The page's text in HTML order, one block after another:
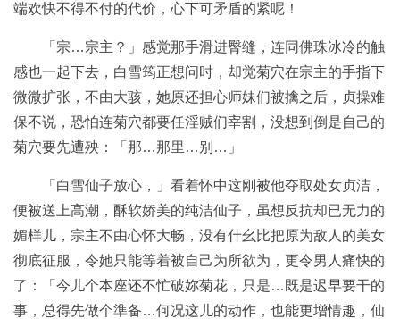
端欢快不得不付的代价，心下可矛盾的紧呢！
「宗…宗主？」感觉那手滑进臀缝，连同佛珠冰冷的触
感也一起下去，白雪筠正想问时，却觉菊穴在宗主的手指下
微微扩张，不由大骇，她原还担心师妹们被擒之后，贞操难
保不说，恐怕连菊穴都要任淫贼们宰割，没想到倒是自己的
菊穴要先遭殃：「那…那里…别…」
「白雪仙子放心，」看着怀中这刚被他夺取处女贞洁，
便被送上高潮，酥软娇美的纯洁仙子，虽想反抗却已无力的
媚样儿，宗主不由心怀大畅，没有什幺比把原为敌人的美女
彻底征服，令她只能等着被自己为所欲为，更令男人痛快的
了：「今儿个本座还不忙破妳菊花，只是…既是迟早要干的
事，总得先做个準备…何况这儿的动作，也能更增情趣，仙